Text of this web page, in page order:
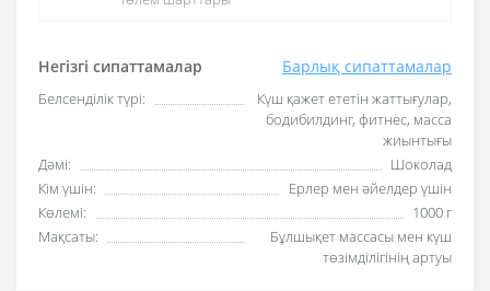
Негізгі сипаттамалар Барлық сипаттамалар
Белсенділік түрі:
Күш қажет ететін жаттығулар,
бодибилдинг, фитнес, масса
жиынтығы
Дәмі:
Шоколад
Кім үшін:
Ерлер мен әйелдер үшін
Көлемі:
1000 г
Мақсаты:
Бұлшықет массасы мен күш
төзімділігінің артуы